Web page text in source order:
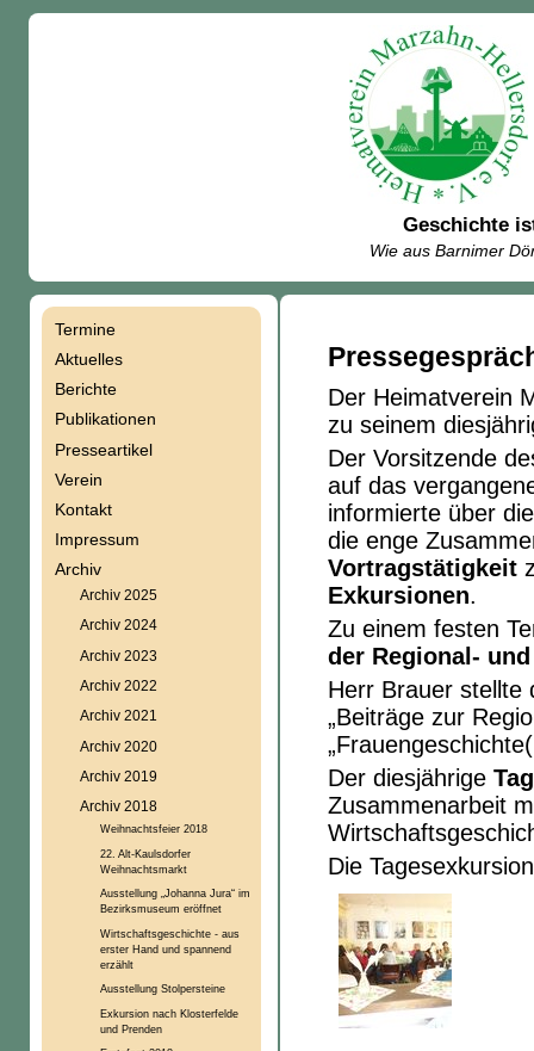
Geschichte
Wie aus Barnimer
Der Heimatverein
zu seinem
Der Vorsitzende
auf das
informierte über
die enge
Vortragstätigkeit
Exkursionen.
Zu einem festen
der Regional-
Herr Brauer stellte
„Beiträge zur
Der diesjährige
Zusammenarbeit
Die
Termine
Aktuelles
Berichte
Publikationen
Presseartikel
Verein
Kontakt
Impressum
Archiv
Archiv 2025
Archiv 2024
Archiv 2023
Archiv 2022
Archiv 2021
Archiv 2020
Archiv 2019
Archiv 2018
Weihnachtsfeier 2018
22. Alt-Kaulsdorfer
Weihnachtsmarkt
Ausstellung „Johanna Jura“ im
Bezirksmuseum eröffnet
Wirtschaftsgeschichte - aus
erster Hand und spannend
erzählt
Ausstellung Stolpersteine
Exkursion nach Klosterfelde
und Prenden